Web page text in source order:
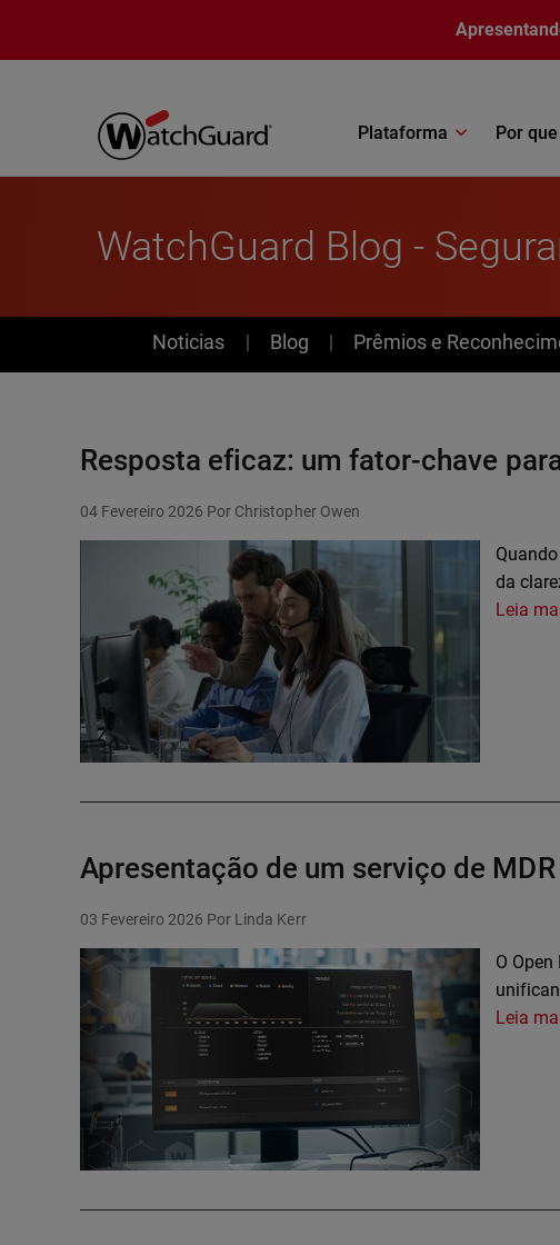
Plataforma Por
WatchGuard Blog -
News
Noticias Blog Prêmios e
Resposta eficaz: um fator-chave
04 Fevereiro 2026 Por Christopher Owen
da
Leia
Apresentação de um serviço de
03 Fevereiro 2026 Por Linda Kerr
O
Leia